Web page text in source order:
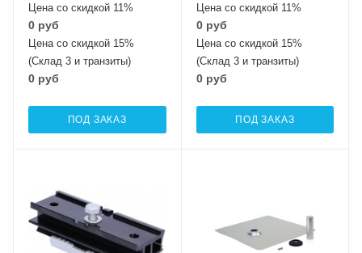
Цена со скидкой 11%
0 руб
Цена со скидкой 15%
(Склад 3 и транзиты)
0 руб
ПОД ЗАКАЗ
Цена со скидкой 11%
0 руб
Цена со скидкой 15%
(Склад 3 и транзиты)
0 руб
ПОД ЗАКАЗ